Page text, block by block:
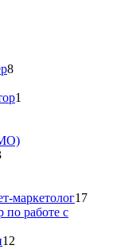
8
1
маркетолог17
работе с
12